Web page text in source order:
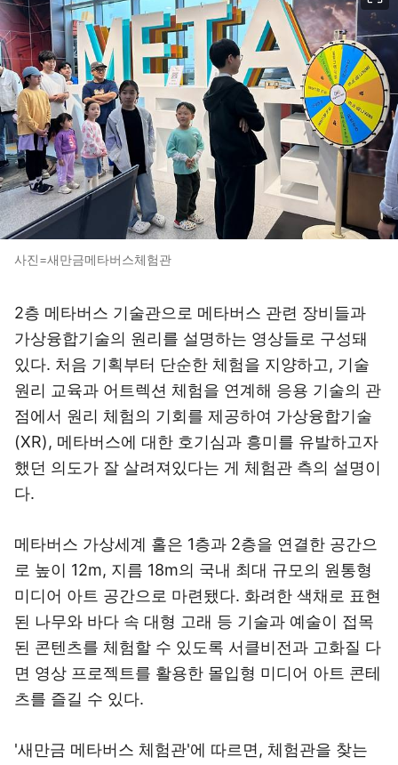
사진=새만금메타버스체험관
2층 메타버스 기술관으로 메타버스 관련 장비들과
가상융합기술의 원리를 설명하는 영상들로 구성돼
있다. 처음 기획부터 단순한 체험을 지양하고, 기술
원리 교육과 어트렉션 체험을 연계해 응용 기술의 관
점에서 원리 체험의 기회를 제공하여 가상융합기술
(XR), 메타버스에 대한 호기심과 흥미를 유발하고자
했던 의도가 잘 살려져있다는 게 체험관 측의 설명이
다.
메타버스 가상세계 홀은 1층과 2층을 연결한 공간으
로 높이 12m, 지름 18m의 국내 최대 규모의 원통형
미디어 아트 공간으로 마련됐다. 화려한 색채로 표현
된 나무와 바다 속 대형 고래 등 기술과 예술이 접목
된 콘텐츠를 체험할 수 있도록 서클비전과 고화질 다
면 영상 프로젝트를 활용한 몰입형 미디어 아트 콘테
츠를 즐길 수 있다.
'새만금 메타버스 체험관'에 따르면, 체험관을 찾는